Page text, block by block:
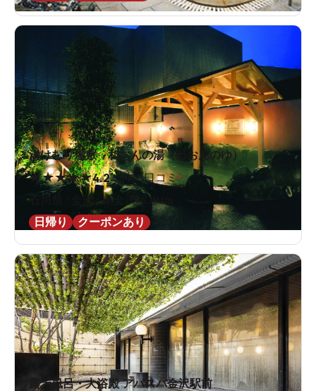
湯けむり屋敷 和おんの湯（わおんのゆ）
★★★★★4.226件の口コミ
石川県 / 金沢 / 東金沢駅394m
日帰り
クーポンあり
露天風呂・大浴殿 アパスパ金沢駅前